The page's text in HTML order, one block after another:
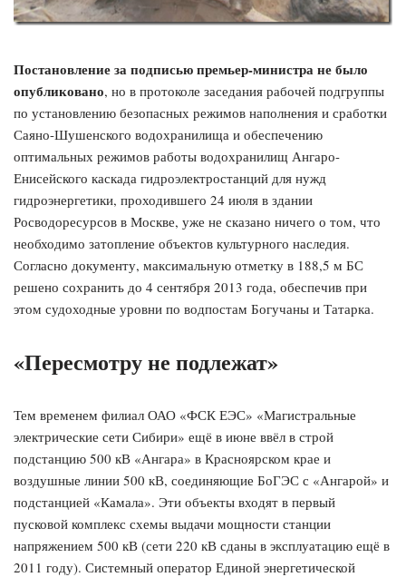
Постановление за подписью премьер-министра не было
опубликовано, но в протоколе заседания рабочей подгруппы
по установлению безопасных режимов наполнения и сработки
Саяно-Шушенского водохранилища и обеспечению
оптимальных режимов работы водохранилищ Ангаро-
Енисейского каскада гидроэлектростанций для нужд
гидроэнергетики, проходившего 24 июля в здании
Росводоресурсов в Москве, уже не сказано ничего о том, что
необходимо затопление объектов культурного наследия.
Согласно документу, максимальную отметку в 188,5 м БС
решено сохранить до 4 сентября 2013 года, обеспечив при
этом судоходные уровни по водпостам Богучаны и Татарка.
«Пересмотру не подлежат»
Тем временем филиал ОАО «ФСК ЕЭС» «Магистральные
электрические сети Сибири» ещё в июне ввёл в строй
подстанцию 500 кВ «Ангара» в Красноярском крае и
воздушные линии 500 кВ, соединяющие БоГЭС с «Ангарой» и
подстанцией «Камала». Эти объекты входят в первый
пусковой комплекс схемы выдачи мощности станции
напряжением 500 кВ (сети 220 кВ сданы в эксплуатацию ещё в
2011 году). Системный оператор Единой энергетической